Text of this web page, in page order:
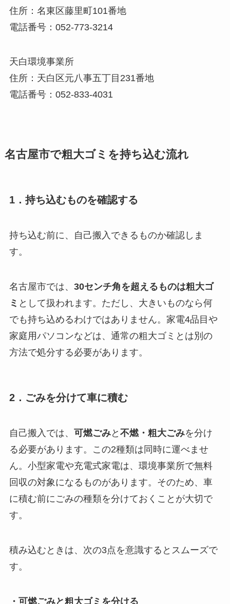
住所：名東区藤里町101番地
電話番号：052-773-3214
天白環境事業所
住所：天白区元八事五丁目231番地
電話番号：052-833-4031
名古屋市で粗大ゴミを持ち込む流れ
1．持ち込むものを確認する
持ち込む前に、自己搬入できるものか確認しま
す。
名古屋市では、 30センチ角を超えるものは粗大ゴ
ミ として扱われます。ただし、大きいものなら何
でも持ち込めるわけではありません。家電4品目や
家庭用パソコンなどは、通常の粗大ゴミとは別の
方法で処分する必要があります。
2．ごみを分けて車に積む
自己搬入では、 可燃ごみと 不燃・粗大ごみを分け
る必要があります。この2種類は同時に運べませ
ん。小型家電や充電式家電は、環境事業所で無料
回収の対象になるものがあります。そのため、車
に積む前にごみの種類を分けておくことが大切で
す。
積み込むときは、次の3点を意識するとスムーズで
す。
・可燃ごみと粗大ゴミを分ける